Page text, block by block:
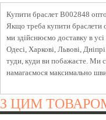
Купити браслет B002848
Якщо треба купити браслети
ми здійснюємо доставку в
Одесі, Харкові, Львові,
туди, куди ви побажаєте. Ми
намагаємося максимально
З ЦИМ